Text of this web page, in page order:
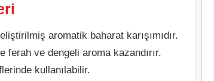
aromatik baharat karışımıdır.
ferah ve dengeli aroma kazandırır.
kullanılabilir.